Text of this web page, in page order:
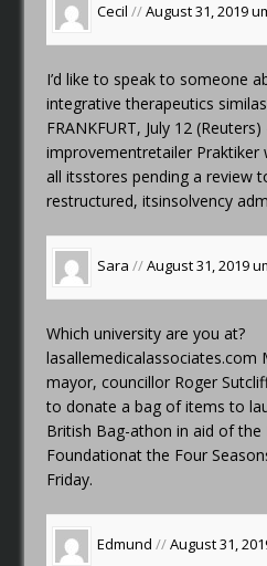
Cecil //August 31, 2019
I’d like to speak to someone
integrative therapeutics
FRANKFURT, July 12
improvementretailer
all itsstores pending a review
restructured, itsinsolvency
Sara //August 31, 2019
Which university are you at?
lasallemedicalassociates.com
mayor, councillor Roger
to donate a bag of items to
British Bag-athon in aid of the
Foundationat the Four
Friday.
Edmund //August 31,